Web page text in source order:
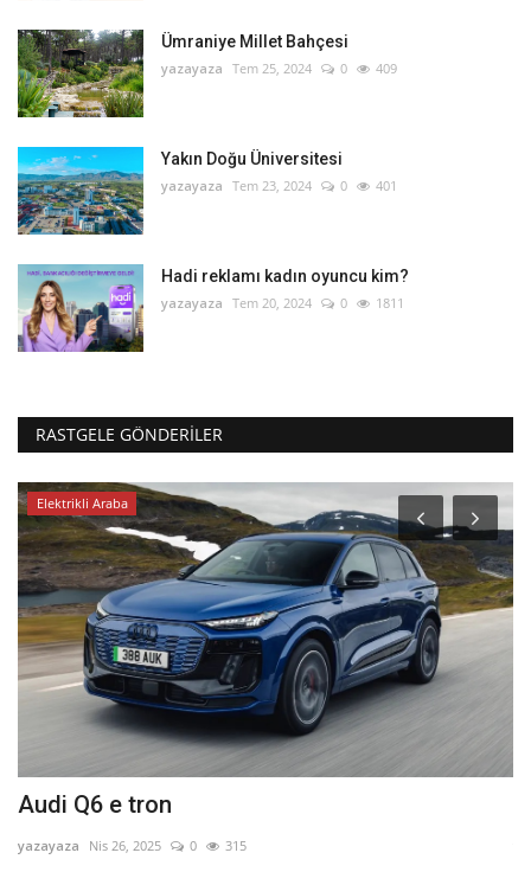
Ümraniye Millet Bahçesi
yazayaza Tem 25, 2024 0 409
Yakın Doğu Üniversitesi
yazayaza Tem 23, 2024 0 401
Hadi reklamı kadın oyuncu kim?
yazayaza Tem 20, 2024 0 1811
RASTGELE GÖNDERILER
Elektrikli Araba
Audi Q6 e tron
yazayaza Nis 26, 2025 0 315